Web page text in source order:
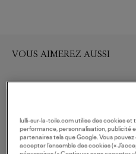
VOUS AIMEREZ AUSSI
lulli-sur-la-toile.com utilise des cookies et
performance, personnalisation, publicité
partenaires tels que Google. Vous
accepter l’ensemble des cookies («